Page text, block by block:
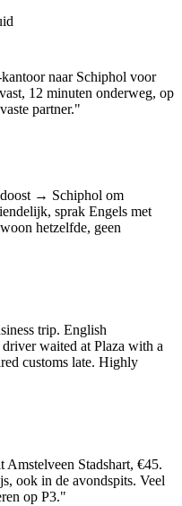
naar Schiphol voor
12 minuten onderweg, op
partner."
→ Schiphol om
sprak Engels met
hetzelfde, geen
trip. English
waited at Plaza with a
customs late. Highly
Amstelveen Stadshart, €45.
ook in de avondspits. Veel
op P3."